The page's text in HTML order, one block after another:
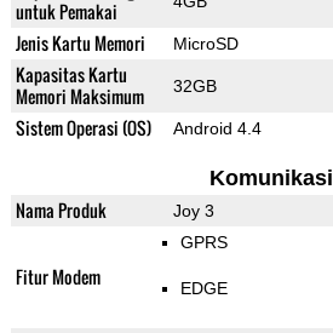
untuk Pemakai
Jenis Kartu Memori MicroSD
Kapasitas Kartu
Memori Maksimum
32GB
Sistem Operasi (OS) Android 4.4
Komunikasi
Nama Produk Joy 3
Fitur Modem
GPRS
EDGE